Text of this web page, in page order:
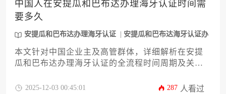
商业文件在国际场合中顺畅使用。
中国人在安提瓜和巴布达办理海牙认证时间需
要多久
安提瓜和巴布达办理海牙认证
安提瓜和巴布达海牙认证办
本文针对中国企业主及高管群体，详细解析在安提
瓜和巴布达办理海牙认证的全流程时间周期及关键
略、加急通道选择以及常见延误案例，并提供具体
2025-12-03 00:45:01 287 人看过